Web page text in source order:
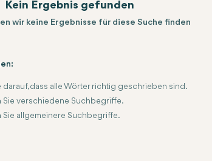
Kein Ergebnis gefunden
wir keine Ergebnisse für diese Suche finden
darauf, dass alle Wörter richtig geschrieben sind.
Sie verschiedene Suchbegriffe.
Sie allgemeinere Suchbegriffe.